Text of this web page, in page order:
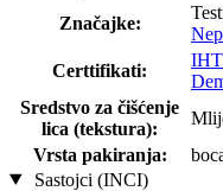
Značajke:
Certtifikati:
Sredstvo za čišćenje
lica (tekstura):
Vrsta pakiranja:
Sastojci (INCI)